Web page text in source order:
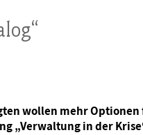
wollen mehr
„Verwaltung in der